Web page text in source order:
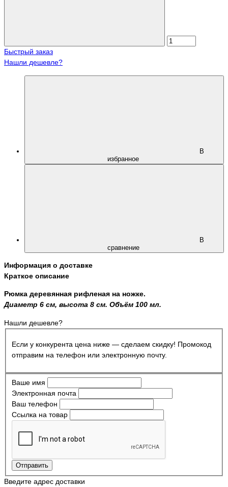
Быстрый заказ
Нашли дешевле?
В
избранное
В
сравнение
Информация о доставке
Краткое описание
Рюмка деревянная рифленая на ножке.
Диаметр 6 см, высота 8 см. Объём 100 мл.
Нашли дешевле?
Если у конкурента цена ниже — сделаем скидку! Промокод
отправим на телефон или электронную почту.
Ваше имя
Электронная почта
Ваш телефон
Ссылка на товар
Отправить
Введите адрес доставки